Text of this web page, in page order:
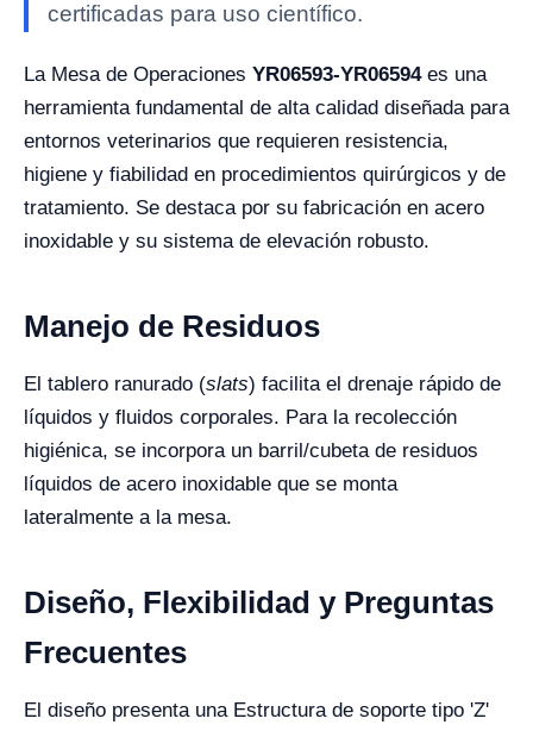
certificadas para uso científico.
La Mesa de Operaciones YR06593-YR06594es una
herramienta fundamental de alta calidad diseñada para
entornos veterinarios que requieren resistencia,
higiene y fiabilidad en procedimientos quirúrgicos y de
tratamiento. Se destaca por su fabricación en acero
inoxidable y su sistema de elevación robusto.
Manejo de Residuos
El tablero ranurado (slats) facilita el drenaje rápido de
líquidos y fluidos corporales. Para la recolección
higiénica, se incorpora un barril/cubeta de residuos
líquidos de acero inoxidable que se monta
lateralmente a la mesa.
Diseño, Flexibilidad y Preguntas
Frecuentes
El diseño presenta una Estructura de soporte tipo 'Z'